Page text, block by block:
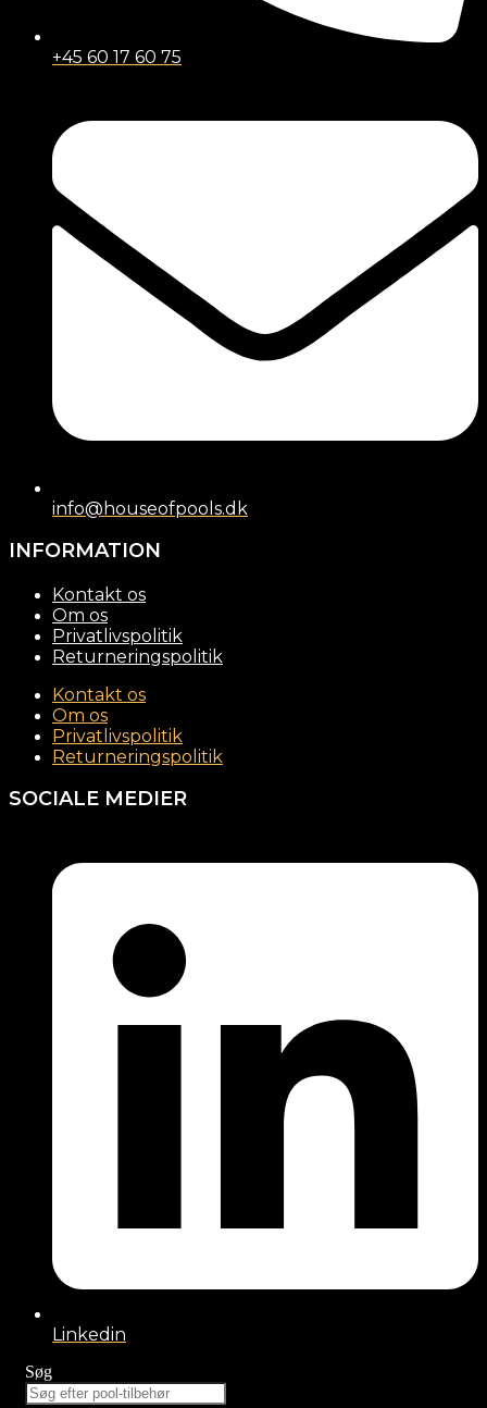
+45 60 17 60 75
info@houseofpools.dk
INFORMATION
Kontakt os
Om os
Privatlivspolitik
Returneringspolitik
Kontakt os
Om os
Privatlivspolitik
Returneringspolitik
SOCIALE MEDIER
Linkedin
Søg